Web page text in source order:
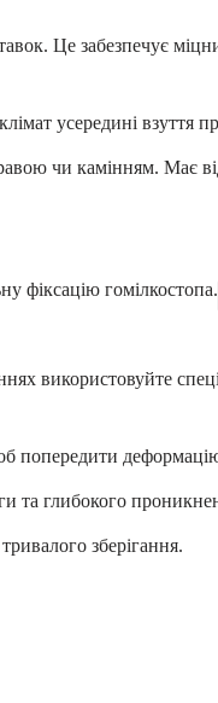
Це забезпечує
усередині взуття
чи камінням. Має
фіксацію гомілкостопа.
використовуйте
попередити
та глибокого
зберігання.